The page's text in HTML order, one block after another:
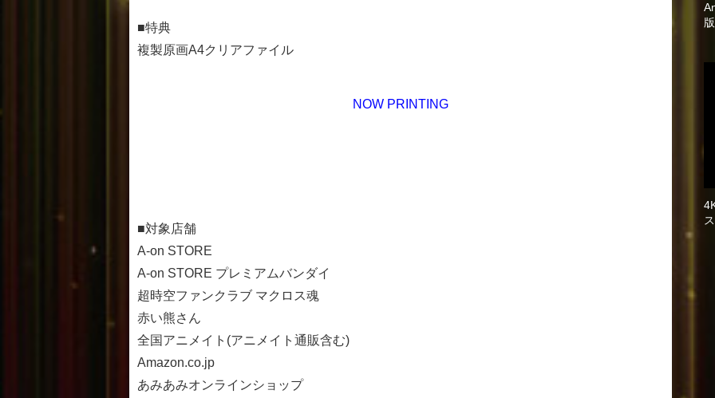
■特典
複製原画A4クリアファイル
NOW PRINTING
■対象店舗
A-on STORE
A-on STORE プレミアムバンダイ
超時空ファンクラブ マクロス魂
赤い熊さん
全国アニメイト(アニメイト通販含む)
Amazon.co.jp
あみあみオンラインショップ